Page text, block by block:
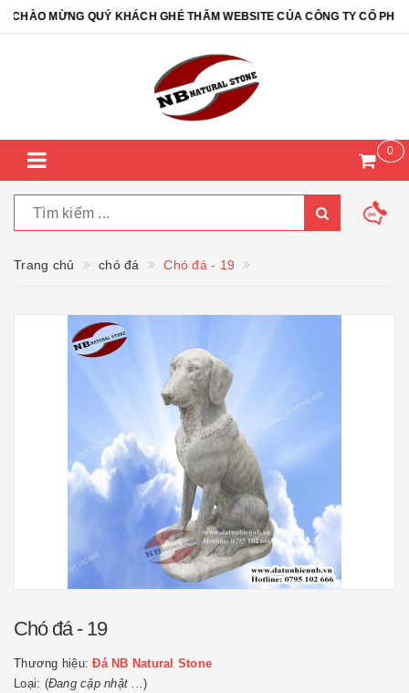
MỪNG QUÝ KHÁCH GHÉ THĂM WEBSITE CỦA CÔNG TY CỔ
0
Trang chủ chó đá Chó đá - 19
Chó đá - 19
Thương hiệu:Đá NB Natural Stone
Loại: (Đang cập nhật ...)